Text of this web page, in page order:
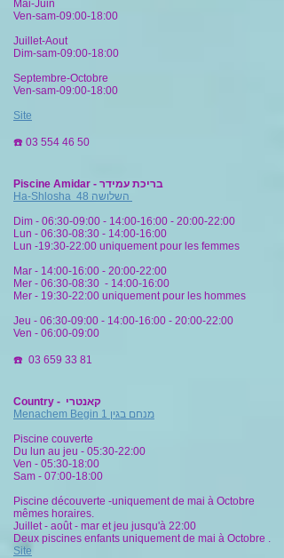
Mai-Juin
Ven-sam-09:00-18:00
Juillet-Aout
Dim-sam-09:00-18:00
Septembre-Octobre
Ven-sam-09:00-18:00
Site
☎️ 03 554 46 50
Piscine Amidar - בריכת עמידר
Ha-Shlosha 48
Dim - 06:30-09:00 - 14:00-16:00 - 20:00-22:00
Lun - 06:30-08:30 - 14:00-16:00
Lun -19:30-22:00 uniquement pour les femmes
Mar - 14:00-16:00 - 20:00-22:00
Mer - 06:30-08:30 - 14:00-16:00
Mer - 19:30-22:00 uniquement pour les hommes
Jeu - 06:30-09:00 - 14:00-16:00 - 20:00-22:00
Ven - 06:00-09:00
☎️ 03 659 33 81
Menachem Begin 1 מנחם בגין
Piscine couverte
Du lun au jeu - 05:30-22:00
Ven - 05:30-18:00
Sam - 07:00-18:00
Piscine découverte -uniquement de mai à Octobre
mêmes horaires.
Juillet - août - mar et jeu jusqu'à 22:00
Deux piscines enfants uniquement de mai à Octobre .
Site